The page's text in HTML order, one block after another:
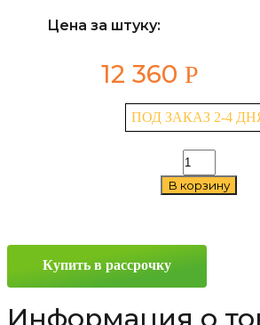
Цена за штуку:
12 360 Р
ПОД ЗАКАЗ 2-4
Количество
товара
Khomen
5x114.3
D67.1
В корзину
Купить в рассрочку
Информация о